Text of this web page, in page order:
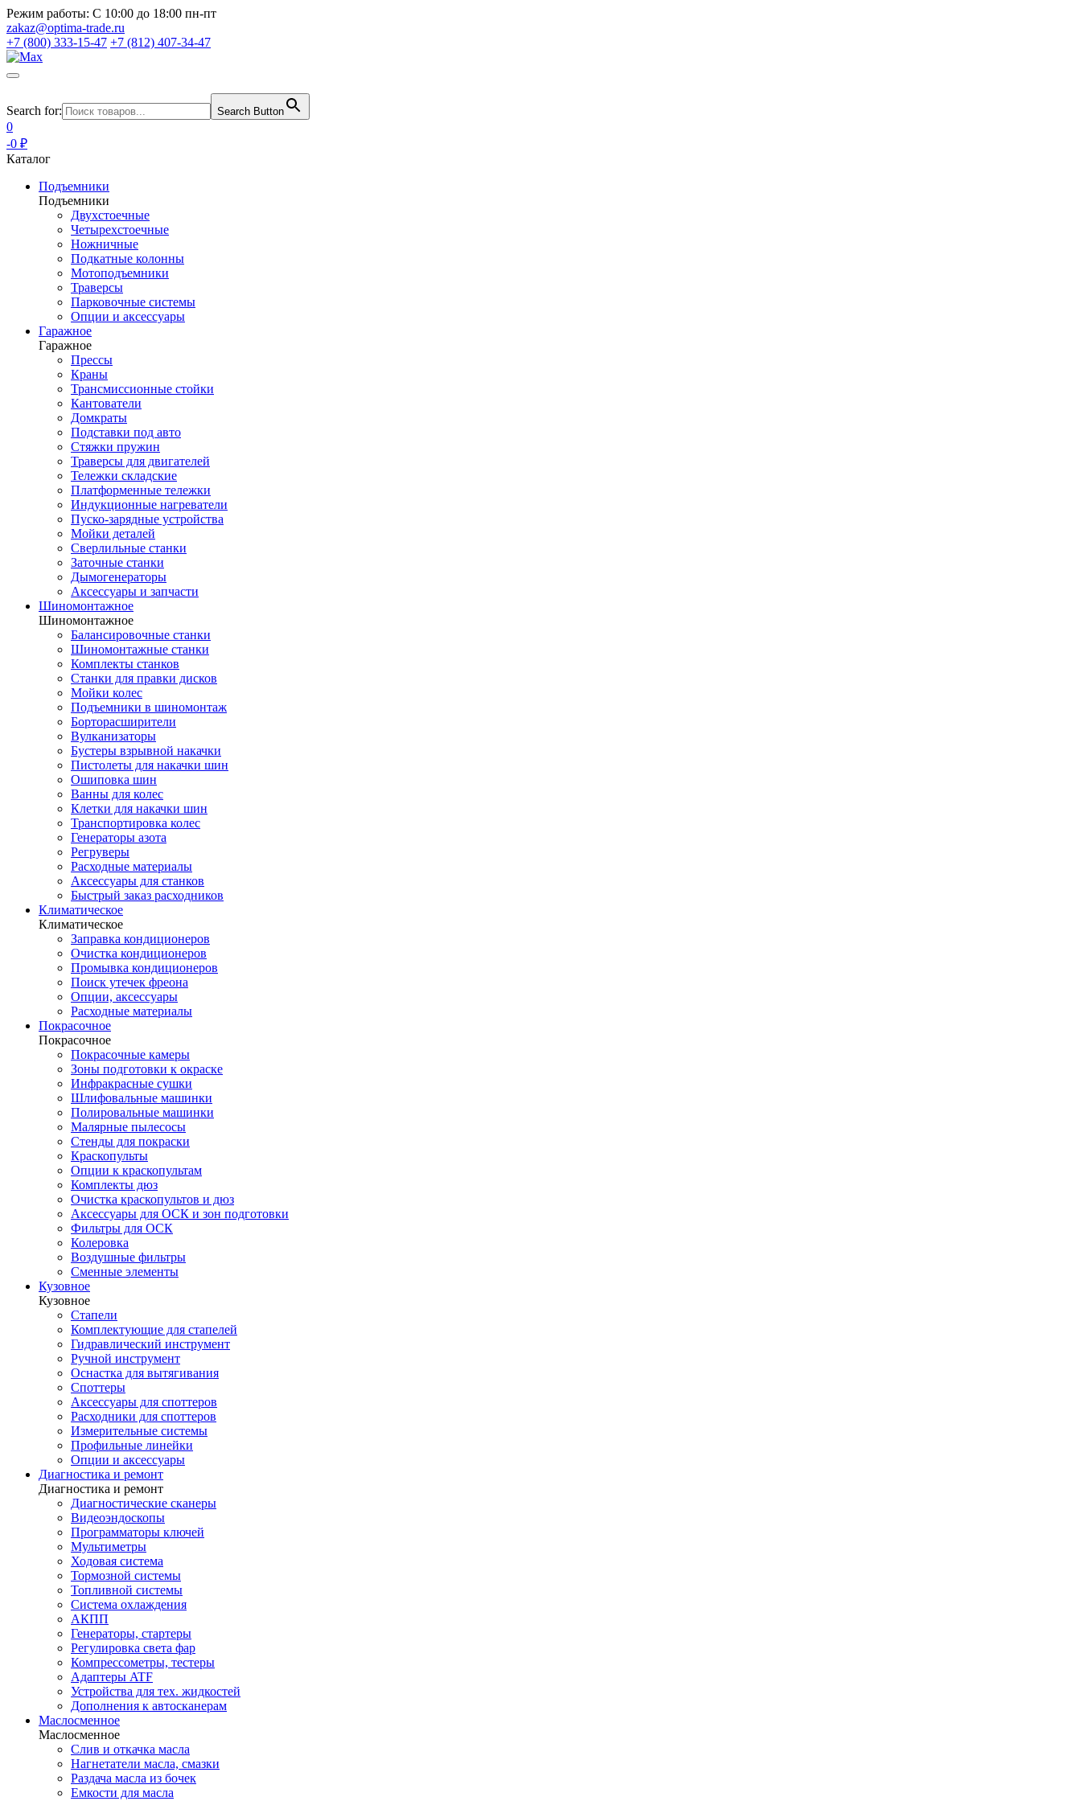
Режим работы: С 10:00 до 18:00 пн-пт
zakaz@optima-trade.ru
+7 (800) 333-15-47 +7 (812) 407-34-47
Search for: Search Button
0
-0 ₽
Каталог
Подъемники
Подъемники
Двухстоечные
Четырехстоечные
Ножничные
Подкатные колонны
Мотоподъемники
Траверсы
Парковочные системы
Опции и аксессуары
Гаражное
Гаражное
Прессы
Краны
Трансмиссионные стойки
Кантователи
Домкраты
Подставки под авто
Стяжки пружин
Траверсы для двигателей
Тележки складские
Платформенные тележки
Индукционные нагреватели
Пуско-зарядные устройства
Мойки деталей
Сверлильные станки
Заточные станки
Дымогенераторы
Аксессуары и запчасти
Шиномонтажное
Шиномонтажное
Балансировочные станки
Шиномонтажные станки
Комплекты станков
Станки для правки дисков
Мойки колес
Подъемники в шиномонтаж
Борторасширители
Вулканизаторы
Бустеры взрывной накачки
Пистолеты для накачки шин
Ошиповка шин
Ванны для колес
Клетки для накачки шин
Транспортировка колес
Генераторы азота
Регруверы
Расходные материалы
Аксессуары для станков
Быстрый заказ расходников
Климатическое
Климатическое
Заправка кондиционеров
Очистка кондиционеров
Промывка кондиционеров
Поиск утечек фреона
Опции, аксессуары
Расходные материалы
Покрасочное
Покрасочное
Покрасочные камеры
Зоны подготовки к окраске
Инфракрасные сушки
Шлифовальные машинки
Полировальные машинки
Малярные пылесосы
Стенды для покраски
Краскопульты
Опции к краскопультам
Комплекты дюз
Очистка краскопультов и дюз
Аксессуары для ОСК и зон подготовки
Фильтры для ОСК
Колеровка
Воздушные фильтры
Сменные элементы
Кузовное
Кузовное
Стапели
Комплектующие для стапелей
Гидравлический инструмент
Ручной инструмент
Оснастка для вытягивания
Споттеры
Аксессуары для споттеров
Расходники для споттеров
Измерительные системы
Профильные линейки
Опции и аксессуары
Диагностика и ремонт
Диагностика и ремонт
Диагностические сканеры
Видеоэндоскопы
Программаторы ключей
Мультиметры
Ходовая система
Тормозной системы
Топливной системы
Система охлаждения
АКПП
Генераторы, стартеры
Регулировка света фар
Компрессометры, тестеры
Адаптеры ATF
Устройства для тех. жидкостей
Дополнения к автосканерам
Маслосменное
Маслосменное
Слив и откачка масла
Нагнетатели масла, смазки
Раздача масла из бочек
Емкости для масла